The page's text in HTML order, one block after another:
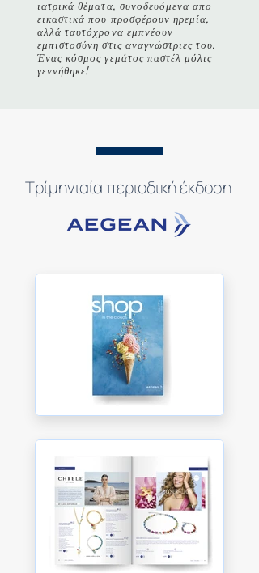
ιατρικά θέματα, συνοδευόμενα απο
εικαστικά που προσφέρουν ηρεμία,
αλλά ταυτόχρονα εμπνέουν
εμπιστοσύνη στις αναγνώστριες του.
Ένας κόσμος γεμάτος παστέλ μόλις
γεννήθηκε!
Τρίμηνιαίαπεριοδικήέκδοση